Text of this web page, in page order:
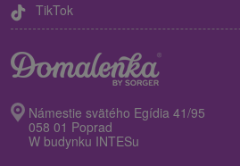
TikTok
Námestie svätého Egídia 41/95
058 01 Poprad
W budynku INTESu